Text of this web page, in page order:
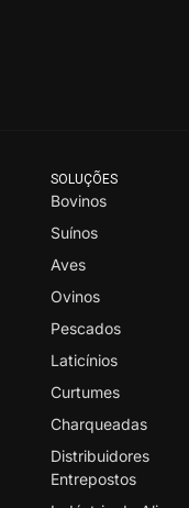
SOLUÇÕES
Bovinos
Suínos
Aves
Ovinos
Pescados
Laticínios
Curtumes
Charqueadas
Distribuidores
Entrepostos